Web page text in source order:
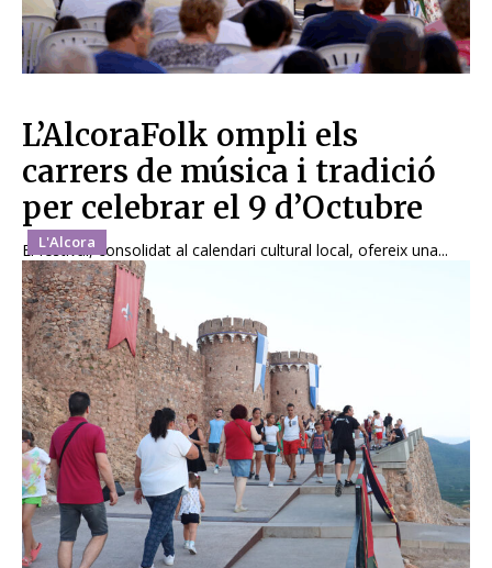
L'Alcora
L’AlcoraFolk ompli els
carrers de música i tradició
per celebrar el 9 d’Octubre
El festival, consolidat al calendari cultural local, ofereix una...